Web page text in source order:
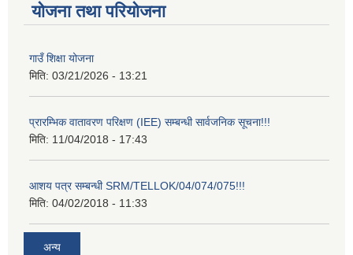
योजना तथा परियोजना
गाउँ शिक्षा योजना
मिति: 03/21/2026 - 13:21
प्रारम्भिक वातावरण परिक्षण (IEE) सम्बन्धी सार्वजनिक सूचना!!!
मिति: 11/04/2018 - 17:43
आशय पत्र सम्बन्धी SRM/TELLOK/04/074/075!!!
मिति: 04/02/2018 - 11:33
अन्य